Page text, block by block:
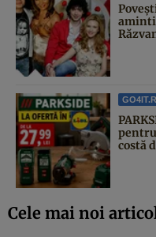
costă
Cele mai noi